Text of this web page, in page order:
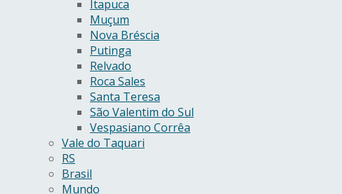
Itapuca
Muçum
Nova Bréscia
Putinga
Relvado
Roca Sales
Santa Teresa
São Valentim do Sul
Vespasiano Corrêa
Vale do Taquari
RS
Brasil
Mundo